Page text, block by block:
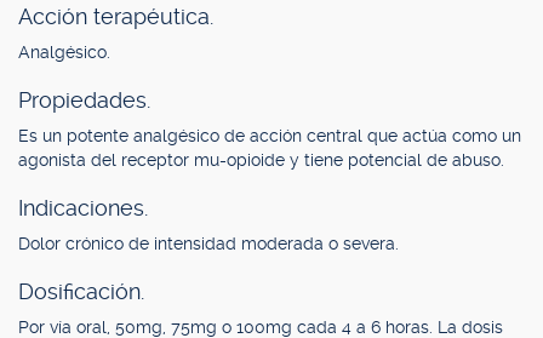
Acción terapéutica.
Analgésico.
Propiedades.
Es un potente analgésico de acción central que actúa como un
agonista del receptor mu-opioide y tiene potencial de abuso.
Indicaciones.
Dolor crónico de intensidad moderada o severa.
Dosificación.
Por vía oral, 50mg, 75mg o 100mg cada 4 a 6 horas. La dosis